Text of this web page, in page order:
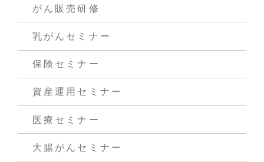
がん販売研修
乳がんセミナー
保険セミナー
資産運用セミナー
医療セミナー
大腸がんセミナー